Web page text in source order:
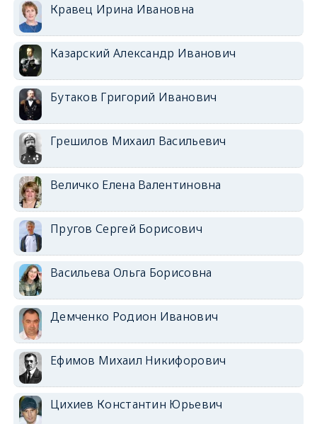
Кравец Ирина Ивановна
Казарский Александр Иванович
Бутаков Григорий Иванович
Грешилов Михаил Васильевич
Величко Елена Валентиновна
Пругов Сергей Борисович
Васильева Ольга Борисовна
Демченко Родион Иванович
Ефимов Михаил Никифорович
Цихиев Константин Юрьевич